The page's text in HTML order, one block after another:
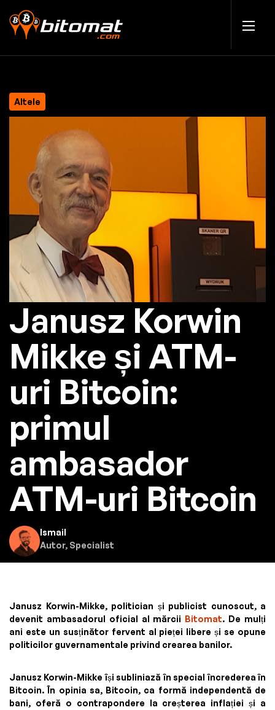
Altele
Janusz Korwin
Mikke și ATM-
uri Bitcoin:
primul
ambasador
ATM-uri Bitcoin
Ismail
Autor, Specialist
Janusz Korwin-Mikke, politician și publicist cunoscut, a
devenit ambasadorul oficial al mărcii Bitomat. De mulți
ani este un susținător fervent al pieței libere și se opune
politicilor guvernamentale privind crearea banilor.
Janusz Korwin-Mikke își subliniază în special încrederea în
Bitcoin. În opinia sa, Bitcoin, ca formă independentă de
bani, oferă o contrapondere la creșterea inflației și a